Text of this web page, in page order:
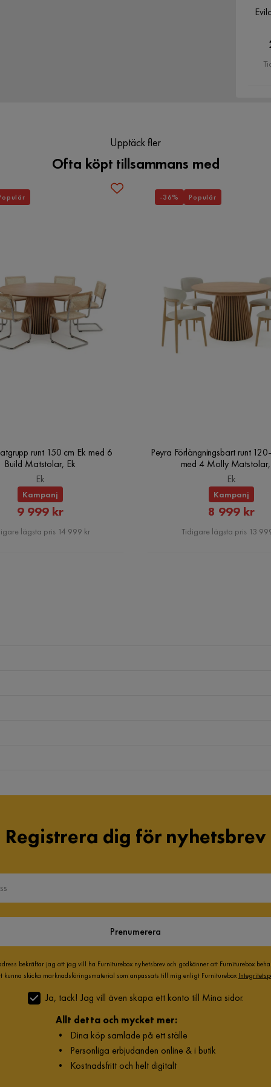
Upptäck fler
Ofta köpt tillsammans med
runt 150 cm Ek med 6
Build Matstolar, Ek
Ek
Kampanj
Rabatterat
Pris
9 999 kr
lägsta pris 14 999 kr
Peyra Förlängningsbart runt
med 4 Molly Matstolar,
Ek
Kampanj
Pris
8 999 kr
Tidigare lägsta pris 13
-36% Populär
Registrera dig för nyhetsbrev
Prenumerera
bekräftar jag att jag vill ha Furniturebox nyhetsbrev och godkänner att Furniturebox
kunna skicka marknadsföringsmaterial som anpassats till mig enligt Furniturebox
Ja, tack! Jag vill även skapa ett konto till Mina sidor.
Allt detta och mycket mer:
• Dina köp samlade på ett ställe
• Personliga erbjudanden online & i butik
• Kostnadsfritt och helt digitalt